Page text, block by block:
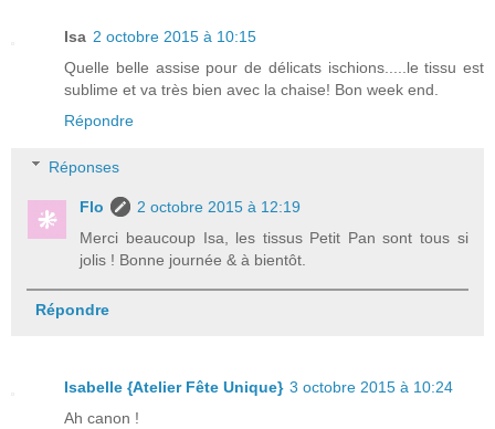
Isa 2 octobre 2015 à 10:15
Quelle belle assise pour de délicats ischions.....le tissu est
sublime et va très bien avec la chaise! Bon week end.
Répondre
Réponses
Flo
2 octobre 2015 à 12:19
Merci beaucoup Isa, les tissus Petit Pan sont tous si
jolis ! Bonne journée & à bientôt.
Répondre
Isabelle {Atelier Fête Unique} 3 octobre 2015 à 10:24
Ah canon !